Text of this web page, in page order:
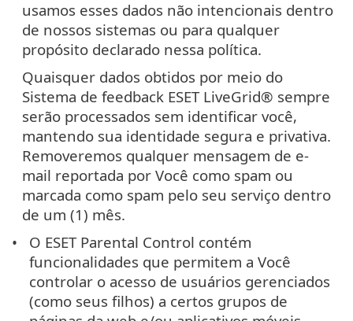
usamos esses dados não intencionais dentro
de nossos sistemas ou para qualquer
propósito declarado nessa política.
Quaisquer dados obtidos por meio do
Sistema de feedback ESET LiveGrid® sempre
serão processados sem identificar você,
mantendo sua identidade segura e privativa.
Removeremos qualquer mensagem de e-
mail reportada por Você como spam ou
marcada como spam pelo seu serviço dentro
de um (1) mês.
O ESET Parental Control contém
funcionalidades que permitem a Você
controlar o acesso de usuários gerenciados
(como seus filhos) a certos grupos de